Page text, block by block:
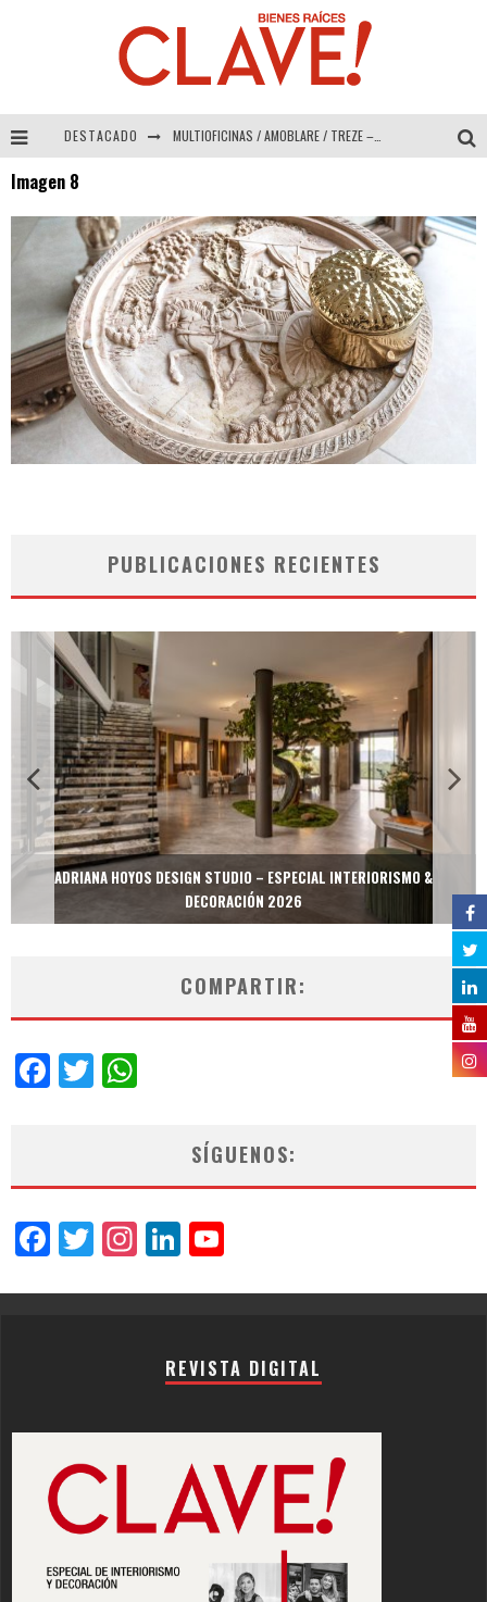
DESTACADO MULTIOFICINAS / AMOBLARE / TREZE – Especial Interiorismo & Decoración 2026
COLINEAL – Especial Interiorismo & Decoración 2026
ADRIANA HOYOS DESIGN STUDIO – Especial Interiorismo & Decoración 2026
Imagen 8
PUBLICACIONES RECIENTES
ADRIANA HOYOS DESIGN STUDIO – ESPECIAL INTERIORISMO &
DECORACIÓN 2026
COMPARTIR:
Facebook
Twitter
SÍGUENOS:
Facebook
Twitter
Instagram
LinkedIn
REVISTA DIGITAL